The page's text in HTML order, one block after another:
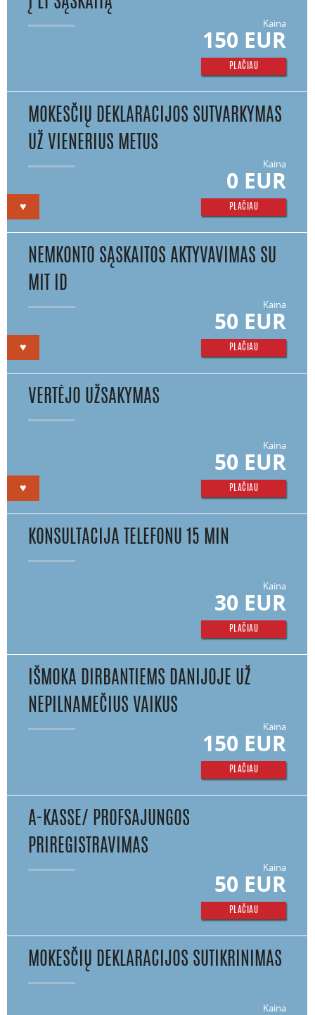
PLAČIAU
Kaina
150 EUR
MOKESČIŲ DEKLARACIJOS SUTVARKYMAS
UŽ VIENERIUS METUS
♥ PLAČIAU
Kaina
0 EUR
NEMKONTO SĄSKAITOS AKTYVAVIMAS SU
MIT ID
♥ PLAČIAU
Kaina
50 EUR
VERTĖJO UŽSAKYMAS
♥ PLAČIAU
Kaina
50 EUR
KONSULTACIJA TELEFONU 15 MIN
PLAČIAU
Kaina
30 EUR
IŠMOKA DIRBANTIEMS DANIJOJE UŽ
NEPILNAMEČIUS VAIKUS
PLAČIAU
Kaina
150 EUR
A-KASSE/ PROFSAJUNGOS
PRIREGISTRAVIMAS
PLAČIAU
Kaina
50 EUR
MOKESČIŲ DEKLARACIJOS SUTIKRINIMAS
Kaina